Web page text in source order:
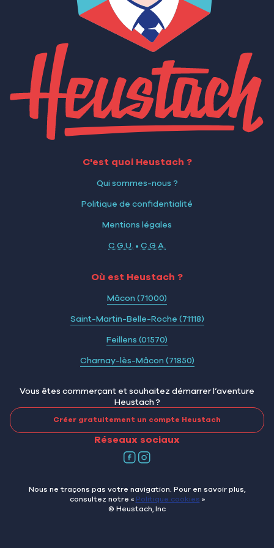
C'est quoi Heustach ?
Qui sommes-nous ?
Politique de confidentialité
Mentions légales
C.G.U. • C.G.A.
Où est Heustach ?
Mâcon (71000)
Saint-Martin-Belle-Roche (71118)
Feillens (01570)
Charnay-lès-Mâcon (71850)
Vous êtes commerçant et souhaitez démarrer l’aventure
Heustach ?
Créer gratuitement un compte Heustach
Réseaux sociaux
Nous ne traçons pas votre navigation. Pour en savoir plus,
consultez notre « Politique cookies »
© Heustach, Inc